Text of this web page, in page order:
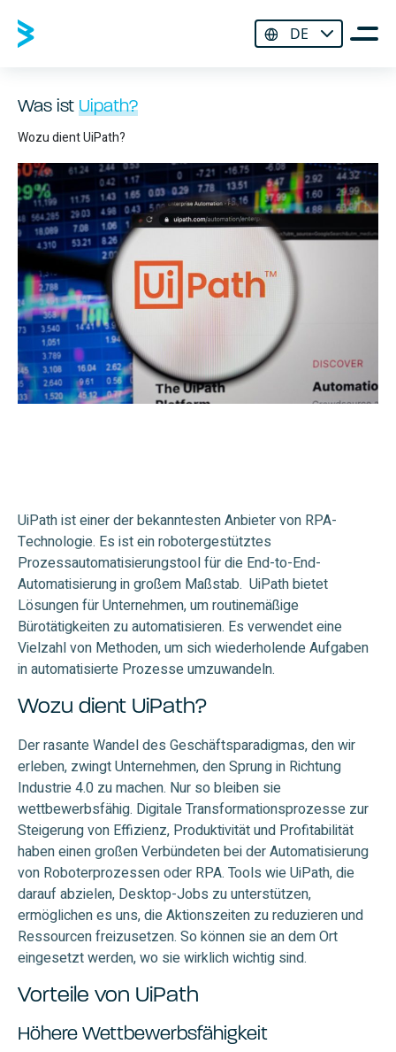
DE
Was ist Uipath?
Wozu dient UiPath?
UiPath ist einer der bekanntesten Anbieter von RPA-
Technologie. Es ist ein robotergestütztes
Prozessautomatisierungstool für die End-to-End-
Automatisierung in großem Maßstab. UiPath bietet
Lösungen für Unternehmen, um routinemäßige
Bürotätigkeiten zu automatisieren. Es verwendet eine
Vielzahl von Methoden, um sich wiederholende Aufgaben
in automatisierte Prozesse umzuwandeln.
Wozu dient UiPath?
Der rasante Wandel des Geschäftsparadigmas, den wir
erleben, zwingt Unternehmen, den Sprung in Richtung
Industrie 4.0 zu machen. Nur so bleiben sie
wettbewerbsfähig. Digitale Transformationsprozesse zur
Steigerung von Effizienz, Produktivität und Profitabilität
haben einen großen Verbündeten bei der Automatisierung
von Roboterprozessen oder RPA. Tools wie UiPath, die
darauf abzielen, Desktop-Jobs zu unterstützen,
ermöglichen es uns, die Aktionszeiten zu reduzieren und
Ressourcen freizusetzen. So können sie an dem Ort
eingesetzt werden, wo sie wirklich wichtig sind.
Vorteile von UiPath
Höhere Wettbewerbsfähigkeit